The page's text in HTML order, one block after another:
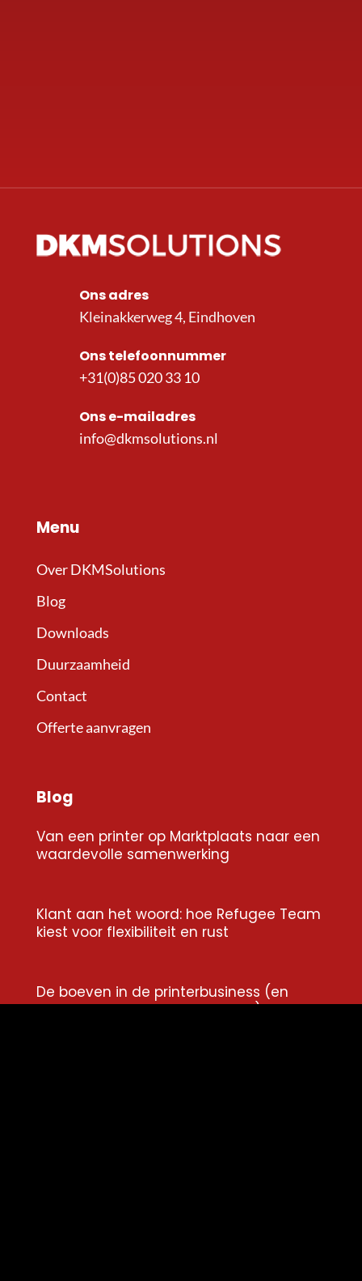
Ons adres
Kleinakkerweg 4, Eindhoven
Ons telefoonnummer
+31(0)85 020 33 10
Ons e-mailadres
info@dkmsolutions.nl
Menu
Over DKMSolutions
Blog
Downloads
Duurzaamheid
Contact
Offerte aanvragen
Blog
Van een printer op Marktplaats naar een
waardevolle samenwerking
Klant aan het woord: hoe Refugee Team
kiest voor flexibiliteit en rust
De boeven in de printerbusiness (en
waarom niemand erover praat)